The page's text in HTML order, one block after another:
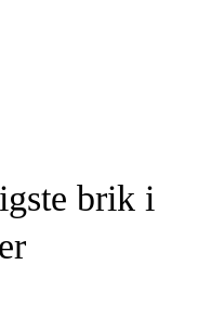
brik i